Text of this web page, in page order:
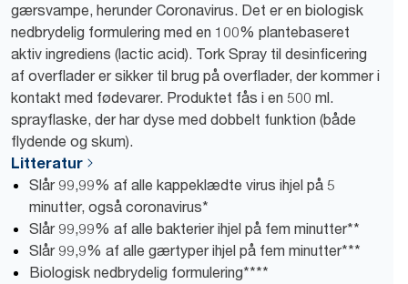
gærsvampe, herunder Coronavirus. Det er en biologisk
nedbrydelig formulering med en 100% plantebaseret
aktiv ingrediens (lactic acid). Tork Spray til desinficering
af overflader er sikker til brug på overflader, der kommer i
kontakt med fødevarer. Produktet fås i en 500 ml.
sprayflaske, der har dyse med dobbelt funktion (både
flydende og skum).
Litteratur
Slår 99,99% af alle kappeklædte virus ihjel på 5
minutter, også coronavirus*
Slår 99,99% af alle bakterier ihjel på fem minutter**
Slår 99,9% af alle gærtyper ihjel på fem minutter***
Biologisk nedbrydelig formulering****